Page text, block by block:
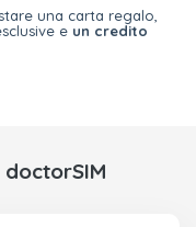
una carta regalo,
e un credito